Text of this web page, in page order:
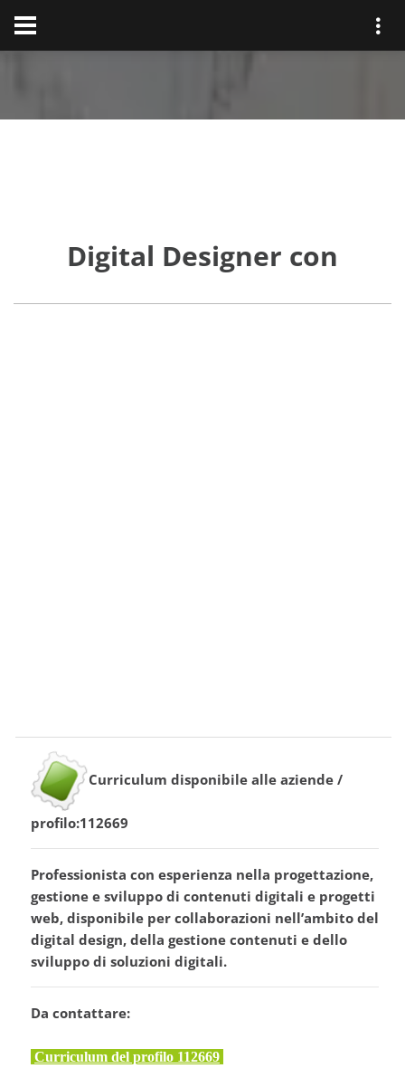
Digital Designer con
Curriculum disponibile alle aziende /
profilo:112669
Professionista con esperienza nella progettazione,
gestione e sviluppo di contenuti digitali e progetti
web, disponibile per collaborazioni nell’ambito del
digital design, della gestione contenuti e dello
sviluppo di soluzioni digitali.
Da contattare:
Curriculum del profilo 112669